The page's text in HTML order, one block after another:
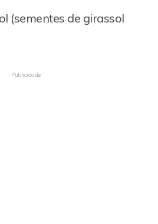
(sementes de girassol
Publicidade